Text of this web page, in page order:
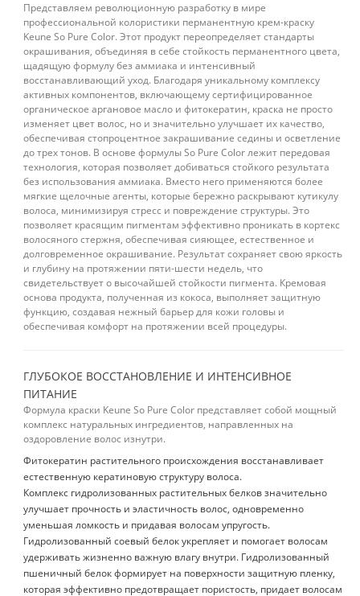
Представляем революционную разработку в мире
профессиональной колористики перманентную крем-краску
Keune So Pure Color. Этот продукт переопределяет стандарты
окрашивания, объединяя в себе стойкость перманентного цвета,
щадящую формулу без аммиака и интенсивный
восстанавливающий уход. Благодаря уникальному комплексу
активных компонентов, включающему сертифицированное
органическое аргановое масло и фитокератин, краска не просто
изменяет цвет волос, но и значительно улучшает их качество,
обеспечивая стопроцентное закрашивание седины и осветление
до трех тонов. В основе формулы So Pure Color лежит передовая
технология, которая позволяет добиваться стойкого результата
без использования аммиака. Вместо него применяются более
мягкие щелочные агенты, которые бережно раскрывают кутикулу
волоса, минимизируя стресс и повреждение структуры. Это
позволяет красящим пигментам эффективно проникать в кортекс
волосяного стержня, обеспечивая сияющее, естественное и
долговременное окрашивание. Результат сохраняет свою яркость
и глубину на протяжении пяти-шести недель, что
свидетельствует о высочайшей стойкости пигмента. Кремовая
основа продукта, полученная из кокоса, выполняет защитную
функцию, создавая нежный барьер для кожи головы и
обеспечивая комфорт на протяжении всей процедуры.
ГЛУБОКОЕ ВОССТАНОВЛЕНИЕ И ИНТЕНСИВНОЕ
ПИТАНИЕ
Формула краски Keune So Pure Color представляет собой мощный
комплекс натуральных ингредиентов, направленных на
оздоровление волос изнутри.
Фитокератин растительного происхождения восстанавливает
естественную кератиновую структуру волоса.
Комплекс гидролизованных растительных белков значительно
улучшает прочность и эластичность волос, одновременно
уменьшая ломкость и придавая волосам упругость.
Гидролизованный соевый белок укрепляет и помогает волосам
удерживать жизненно важную влагу внутри. Гидролизованный
пшеничный белок формирует на поверхности защитную пленку,
которая эффективно предотвращает пористость, придает волосам